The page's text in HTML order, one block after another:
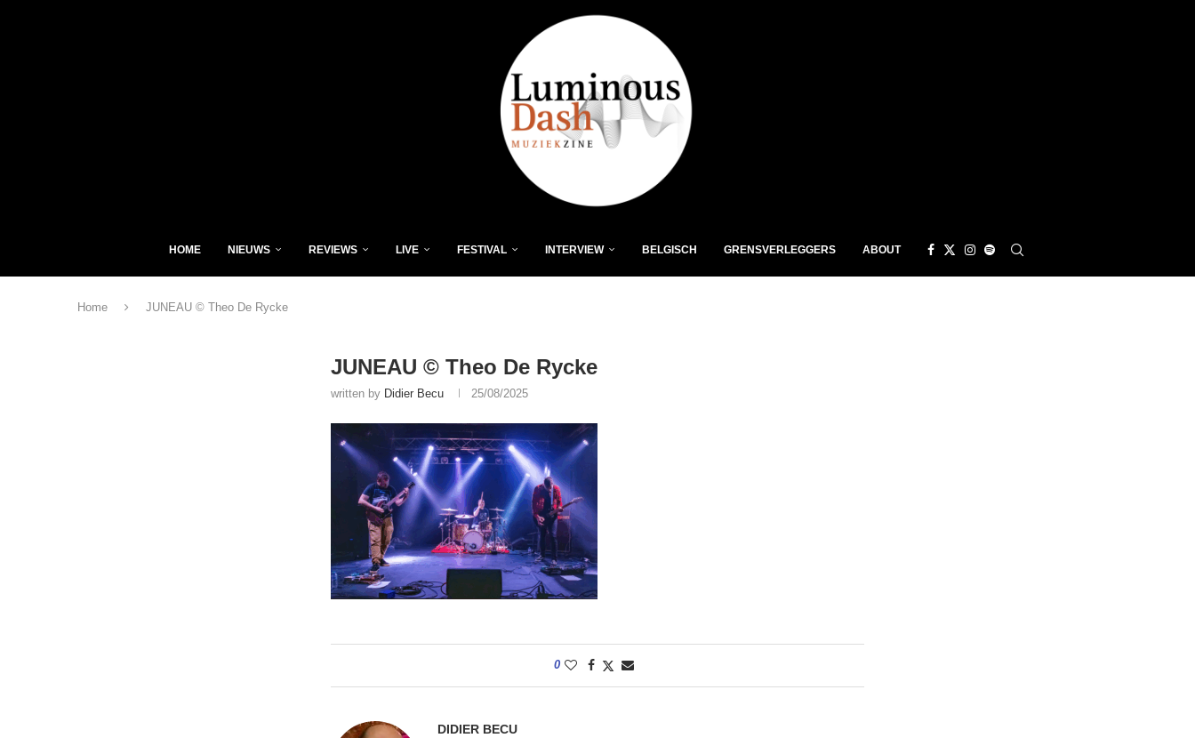
HOME NIEUWS REVIEWS LIVE FESTIVAL INTERVIEW BELGISCH GRENSVERLEGGERS ABOUT
Home JUNEAU © Theo De Rycke
JUNEAU © Theo De Rycke
written by Didier Becu 25/08/2025
0
DIDIER BECU